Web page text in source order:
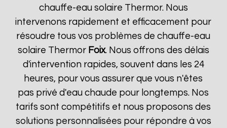
chauffe-eau solaire Thermor. Nous
intervenons rapidement et efficacement pour
résoudre tous vos problèmes de chauffe-eau
solaire Thermor Foix. Nous offrons des délais
d'intervention rapides, souvent dans les 24
heures, pour vous assurer que vous n'êtes
pas privé d'eau chaude pour longtemps. Nos
tarifs sont compétitifs et nous proposons des
solutions personnalisées pour répondre à vos